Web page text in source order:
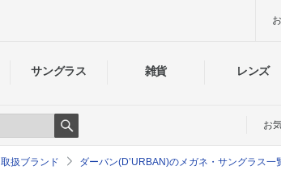
サングラス 雑貨 レンズ
Search
お
取扱ブランド ダーバン(D’URBAN)のメガネ・サングラス一